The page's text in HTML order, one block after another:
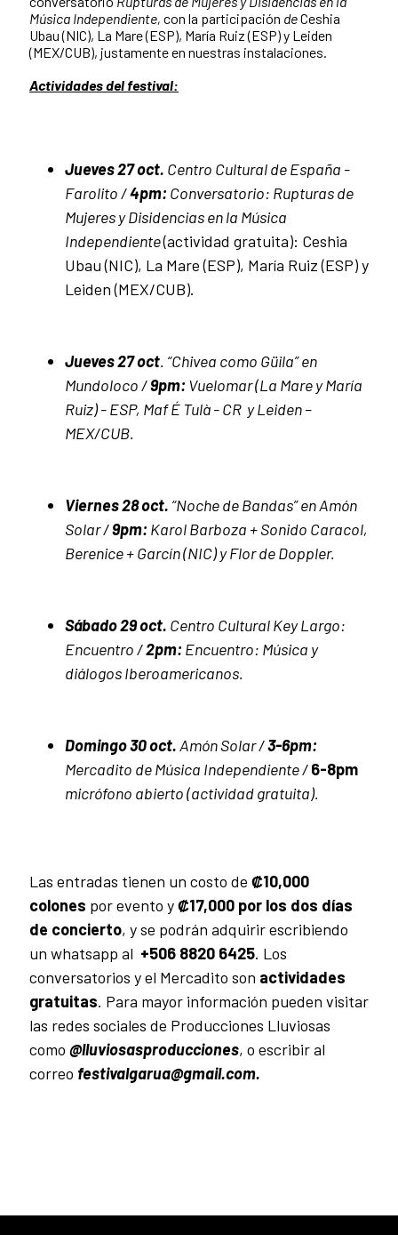
Música Independiente, con la participación deCeshia
Ubau (NIC), La Mare (ESP), María Ruiz (ESP) y Leiden
(MEX/CUB), justamente en nuestras instalaciones.
Actividades del festival:
Jueves 27 oct. Centro Cultural de España -
Farolito /4pm: Conversatorio: Rupturas de
Mujeres y Disidencias en la Música
Independiente(actividad gratuita): Ceshia
Ubau (NIC), La Mare (ESP), María Ruiz (ESP) y
Leiden (MEX/CUB).
Jueves 27 oct. “Chivea como Güila” en
Mundoloco /9pm: Vuelomar (La Mare y María
Ruiz) - ESP, Maf É Tulà - CR y Leiden –
MEX/CUB.
Viernes 28 oct. “Noche de Bandas” en Amón
Solar /9pm: Karol Barboza + Sonido Caracol,
Berenice + Garcín (NIC) y Flor de Doppler.
Sábado 29 oct. Centro Cultural Key Largo:
Encuentro /2pm: Encuentro: Música y
diálogos Iberoamericanos.
Domingo 30 oct.Amón Solar /3-6pm:
Mercadito de Música Independiente /6-8pm
micrófono abierto (actividad gratuita).
Las entradas tienen un costo de ₡10,000
colones por evento y₡17,000 por los dos días
de concierto, y se podrán adquirir escribiendo
un whatsapp al +506 8820 6425. Los
conversatorios y el Mercadito son actividades
gratuitas. Para mayor información pueden visitar
las redes sociales de Producciones Lluviosas
como @lluviosasproducciones, o escribir al
correo festivalgarua@gmail.com.